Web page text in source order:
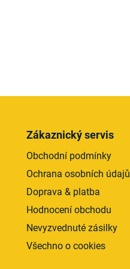
Zákaznický servis
Obchodní podmínky
Ochrana osobních údajů
Doprava & platba
Hodnocení obchodu
Nevyzvednuté zásilky
Všechno o cookies